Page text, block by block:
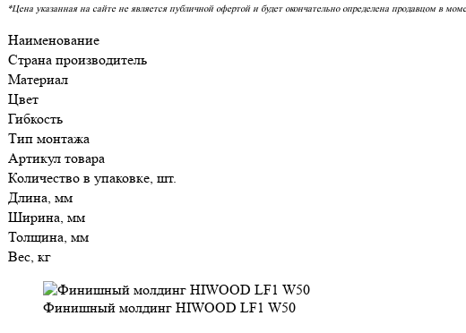
*Цена указанная на сайте не является публичной офертой и будет окончательно определена продавцом в
Наименование
Страна производитель
Материал
Цвет
Гибкость
Тип монтажа
Артикул товара
Количество в упаковке, шт.
Длина, мм
Ширина, мм
Толщина, мм
Вес, кг
Финишный молдинг HIWOOD LF1 W50